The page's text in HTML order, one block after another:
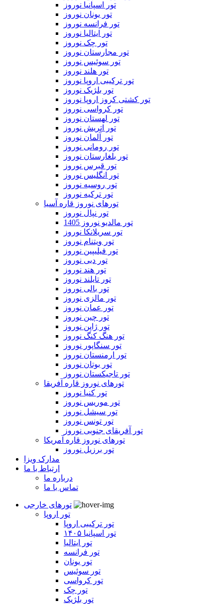
تور اسپانیا نوروز
تور یونان نوروز
تور فرانسه نوروز
تور ایتالیا نوروز
تور چک نوروز
تور مجارستان نوروز
تور سوئیس نوروز
تور هلند نوروز
تور ترکیبی اروپا نوروز
تور بلژیک نوروز
تور کشتی کروز اروپا نوروز
تور کرواسی نوروز
تور لهستان نوروز
تور اتریش نوروز
تور آلمان نوروز
تور رومانی نوروز
تور بلغارستان نوروز
تور قبرس نوروز
تور انگلیس نوروز
تور روسیه نوروز
تور ترکیه نوروز
تورهای نوروز قاره آسیا
تور نپال نوروز
تور مالدیو نوروز 1405
تور سریلانکا نوروز
تور ویتنام نوروز
تور فیلیپین نوروز
تور دبی نوروز
تور هند نوروز
تور تایلند نوروز
تور بالی نوروز
تور مالزی نوروز
تور عمان نوروز
تور چین نوروز
تور ژاپن نوروز
تور هنگ کنگ نوروز
تور سنگاپور نوروز
تور ارمنستان نوروز
تور بوتان نوروز
تور تاجیکستان نوروز
تورهای نوروز قاره آفریقا
تور کنیا نوروز
تور موریس نوروز
تور سیشل نوروز
تور تونس نوروز
تور آفریقای جنوبی نوروز
تورهای نوروز قاره آمریکا
تور برزیل نوروز
مدارک ویزا
ارتباط با ما
درباره ما
تماس با ما
تورهای خارجی
تور اروپا
تور ترکیبی اروپا
تور اسپانیا ۱۴۰۵
تور ایتالیا
تور فرانسه
تور یونان
تور سوئیس
تور کرواسی
تور چک
تور بلژیک